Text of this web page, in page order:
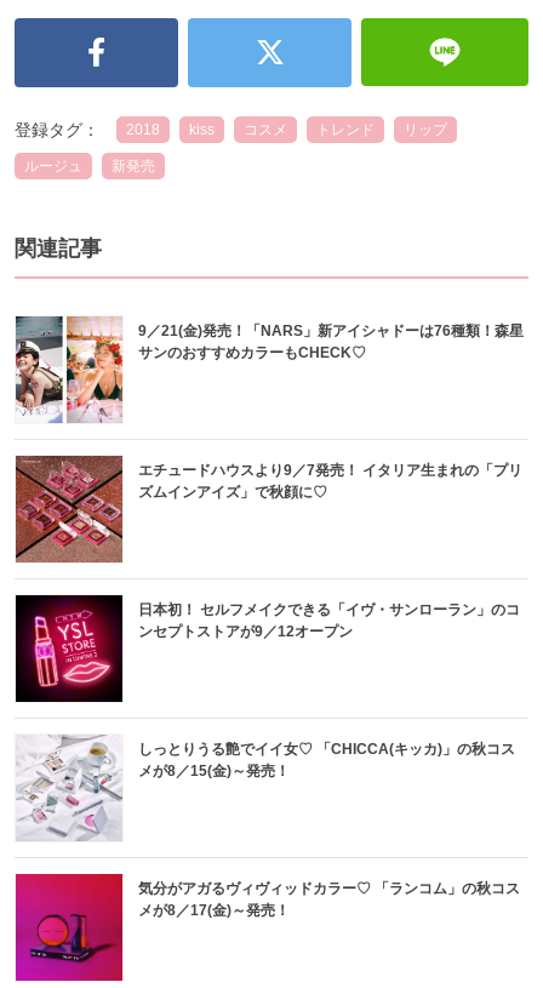
登録タグ： 2018 kiss コスメ トレンド リップ
ルージュ 新発売
関連記事
9／21(金)発売！「NARS」新アイシャドーは76種類！森星
サンのおすすめカラーもCHECK♡
エチュードハウスより9／7発売！ イタリア生まれの「プリ
ズムインアイズ」で秋顔に♡
日本初！ セルフメイクできる「イヴ・サンローラン」のコ
ンセプトストアが9／12オープン
しっとりうる艶でイイ女♡ 「CHICCA(キッカ)」の秋コス
メが8／15(金)～発売！
気分がアガるヴィヴィッドカラー♡ 「ランコム」の秋コス
メが8／17(金)～発売！